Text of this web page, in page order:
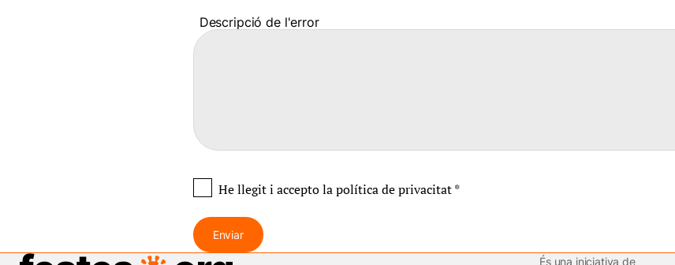
Descripció de l'error
He llegit i acceptola política de privacitat*
Enviar
És una iniciativa de